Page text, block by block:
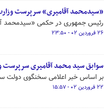
«سیدمحمد آقامیری» سرپرست
رئیس جمهوری در حکمی «سیدمحمد
۲۶ فروردین ۰۲ - ۲۳:۵۰
سوابق سید محمد آقامیری سرپرست
بر اساس خبر اعلامی سخنگوی دولت
۲۲ فروردین ۰۲ - ۱۵:۵۷